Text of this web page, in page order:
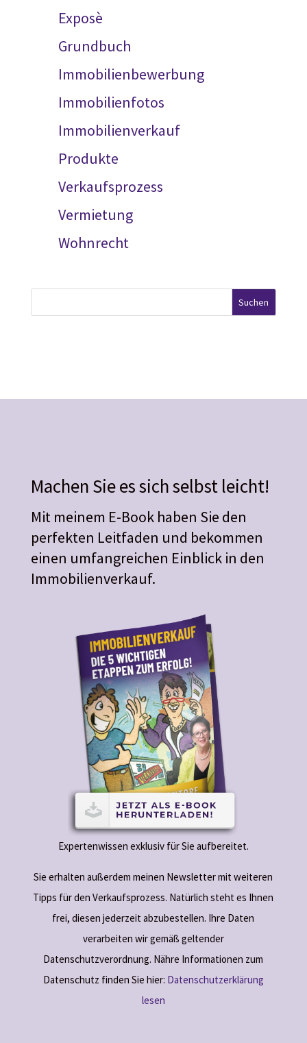
Exposè
Grundbuch
Immobilienbewerbung
Immobilienfotos
Immobilienverkauf
Produkte
Verkaufsprozess
Vermietung
Wohnrecht
Machen Sie es sich selbst leicht!
Mit meinem E-Book haben Sie den
perfekten Leitfaden und bekommen
einen umfangreichen Einblick in den
Immobilienverkauf.
Expertenwissen exklusiv für Sie aufbereitet.
Sie erhalten außerdem meinen Newsletter mit weiteren
Tipps für den Verkaufsprozess. Natürlich steht es Ihnen
frei, diesen jederzeit abzubestellen. Ihre Daten
verarbeiten wir gemäß geltender
Datenschutzverordnung. Nähre Informationen zum
Datenschutz finden Sie hier: Datenschutzerklärung
lesen